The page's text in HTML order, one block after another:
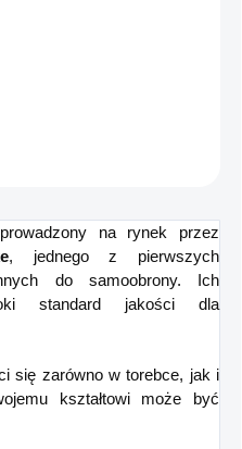
na rynek przez
, jednego z pierwszych
do samoobrony. Ich
standard jakości dla
się zarówno w torebce, jak i
kształtowi może być